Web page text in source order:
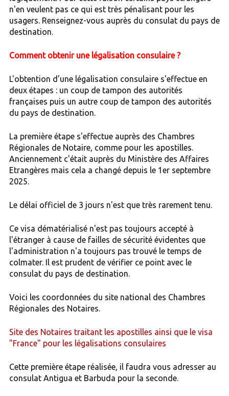
n'en veulent pas ce qui est très pénalisant pour les
usagers. Renseignez-vous auprès du consulat du pays de
destination.
Comment obtenir une légalisation consulaire ?
L'obtention d'une légalisation consulaire s'effectue en
deux étapes : un coup de tampon des autorités
françaises puis un autre coup de tampon des autorités
du pays de destination.
La première étape s'effectue auprès des Chambres
Régionales de Notaire, comme pour les apostilles.
Anciennement c'était auprès du Ministère des Affaires
Etrangères mais cela a changé depuis le 1er septembre
2025.
Le délai officiel de 3 jours n'est que très rarement tenu.
Ce visa dématérialisé n'est pas toujours accepté à
l'étranger à cause de failles de sécurité évidentes que
l'administration n'a toujours pas trouvé le temps de
colmater. Il est prudent de vérifier ce point avec le
consulat du pays de destination.
Voici les coordonnées du site national des Chambres
Régionales des Notaires.
Site des Notaires traitant les apostilles ainsi que le visa
"France" pour les légalisations consulaires
Cette première étape réalisée, il faudra vous adresser au
consulat Antigua et Barbuda pour la seconde.